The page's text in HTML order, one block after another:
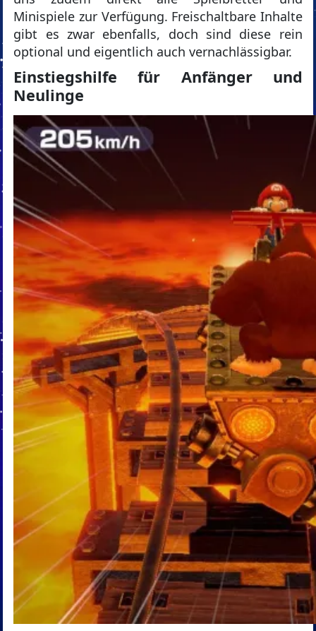
Minispiele zur Verfügung. Freischaltbare Inhalte
gibt es zwar ebenfalls, doch sind diese rein
optional und eigentlich auch vernachlässigbar.
Einstiegshilfe für Anfänger und
Neulinge